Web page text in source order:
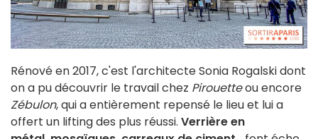
Rénové en 2017, c'est l'architecte Sonia Rogalski dont
on a pu découvrir le travail chez Pirouetteou encore
Zébulon, qui a entièrement repensé le lieu et lui a
offert un lifting des plus réussi. Verrière en